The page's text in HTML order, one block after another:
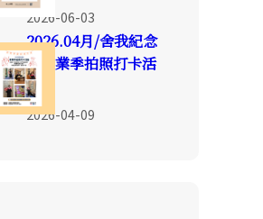
2026-06-03
2026.04月/舍我紀念
館畢業季拍照打卡活
動
2026-04-09